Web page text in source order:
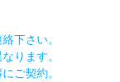
下さい。
ります。
ご契約。